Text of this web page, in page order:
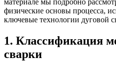
физические основы процесса,
ключевые технологии дуговой
1. Классификация
сварки